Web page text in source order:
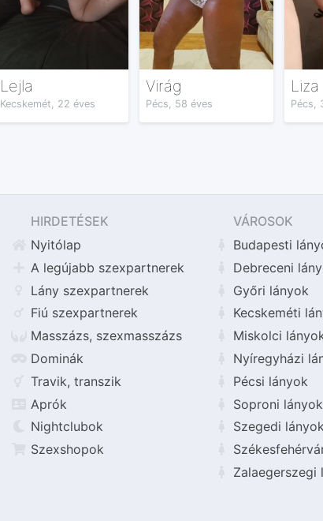
Lejla
Kecskemét, 22 éves
Virág
Pécs, 58 éves
Liza
Pécs,
HIRDETÉSEK
Nyitólap
A legújabb szexpartnerek
Lány szexpartnerek
Fiú szexpartnerek
Masszázs, szexmasszázs
Dominák
Travik, transzik
Aprók
Nightclubok
Szexshopok
VÁROSOK
Budapesti
Debreceni
Győri lányok
Kecskeméti
Miskolci
Nyíregyházi
Pécsi lányok
Soproni lányok
Szegedi
Zalaegerszegi